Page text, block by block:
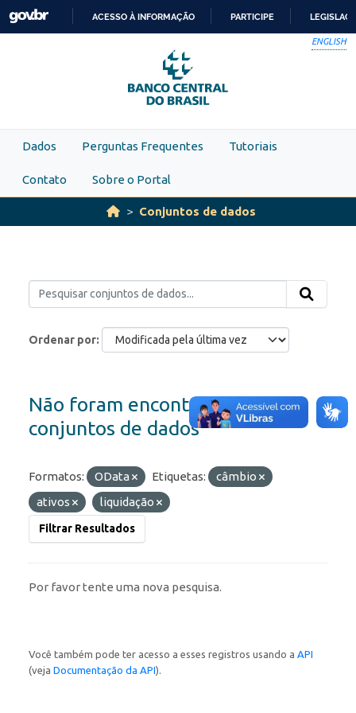
Skip to main content
PARA
O
CONTEÚDO
ACESSO À INFORMAÇÃO PARTICIPE
ENGLISH
Dados Perguntas Frequentes Tutoriais
Contato Sobre o Portal
Conjuntos de dados
Ordenar por
Não foram encontrados
conjuntos de dados
Formatos: OData Etiquetas:
câmbio
ativos
liquidação
Filtrar Resultados
Por favor tente uma nova pesquisa.
Você também pode ter acesso a esses registros usando a API
(veja Documentação da API).